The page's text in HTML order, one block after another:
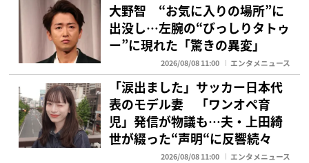
大野智 “お気に入りの場所”に
出没し…左腕の“びっしりタトゥ
ー”に現れた「驚きの異変」
2026/08/08 11:00 エンタメニュース
「涙出ました」サッカー日本代
表のモデル妻 「ワンオペ育
児」発信が物議も…夫・上田綺
世が綴った“声明“に反響続々
2026/08/08 11:00 エンタメニュース